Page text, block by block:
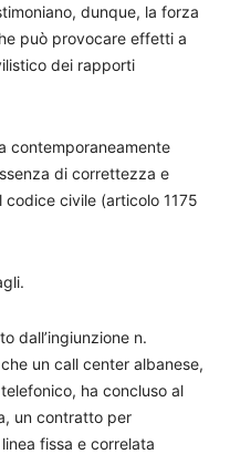
dunque, la forza
può provocare effetti a
dei rapporti
contemporaneamente
di correttezza e
civile (articolo 1175
dall’ingiunzione n.
un call center albanese,
ha concluso al
un contratto per
fissa e correlata